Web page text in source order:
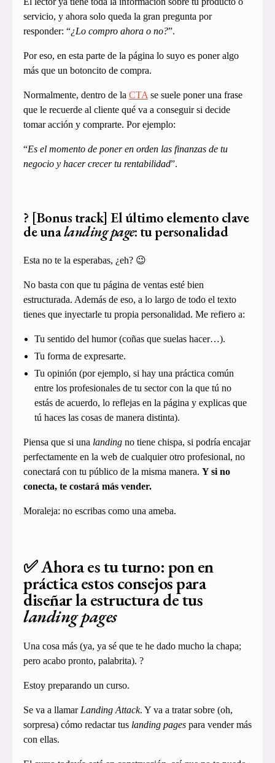
servicio, y ahora solo queda la gran pregunta por
responder: “¿Lo compro ahora o no?”.
Por eso, en esta parte de la página lo suyo es poner algo
más que un botoncito de compra.
Normalmente, dentro de la CTA se suele poner una frase
que le recuerde al cliente qué va a conseguir si decide
tomar acción y comprarte. Por ejemplo:
“Es el momento de poner en orden las finanzas de tu
negocio y hacer crecer tu rentabilidad”.
? [Bonus track] El último elemento clave
de unalanding page: tu personalidad
Esta no te la esperabas, ¿eh? 😉
No basta con que tu página de ventas esté bien
estructurada. Además de eso, a lo largo de todo el texto
tienes que inyectarle tu propia personalidad. Me refiero a:
Tu sentido del humor (coñas que suelas hacer…).
Tu forma de expresarte.
Tu opinión (por ejemplo, si hay una práctica común
entre los profesionales de tu sector con la que tú no
estás de acuerdo, lo reflejas en la página y explicas que
tú haces las cosas de manera distinta).
Piensa que si una landing no tiene chispa, si podría encajar
perfectamente en la web de cualquier otro profesional, no
conectará con tu público de la misma manera. Y si no
conecta, te costará más vender.
Moraleja: no escribas como una ameba.
✅ Ahora es tu turno: pon en
práctica estos consejos para
diseñar la estructura de tus
landing pages
Una cosa más (ya, ya sé que te he dado mucho la chapa;
pero acabo pronto, palabrita). ?
Estoy preparando un curso.
Se va a llamar Landing Attack. Y va a tratar sobre (oh,
sorpresa) cómo redactar tus landing pages para vender más
con ellas.